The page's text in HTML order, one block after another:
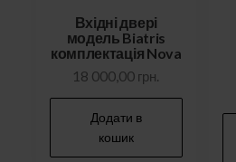
Вхідні двері
модель Biatris
комплектація Nova
18 000,00 грн.
Додати в
кошик